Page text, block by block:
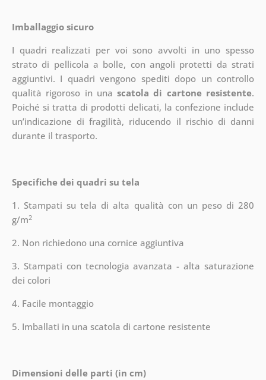
Imballaggio sicuro
I quadri realizzati per voi sono avvolti in uno spesso
strato di pellicola a bolle, con angoli protetti da strati
aggiuntivi. I quadri vengono spediti dopo un controllo
qualità rigoroso in unascatola di cartone resistente.
Poiché si tratta di prodotti delicati, la confezione include
un’indicazione di fragilità, riducendo il rischio di danni
durante il trasporto.
Specifiche dei quadri su tela
1. Stampati su tela di alta qualità con un peso di 280
g/m2
2. Non richiedono una cornice aggiuntiva
3. Stampati con tecnologia avanzata - alta saturazione
dei colori
4. Facile montaggio
5. Imballati in una scatola di cartone resistente
Dimensioni delle parti (in cm)